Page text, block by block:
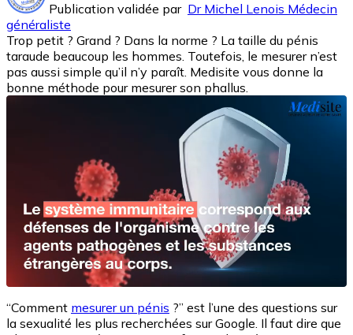
Publication validée par Dr Michel Lenois Médecin
généraliste
Trop petit ? Grand ? Dans la norme ? La taille du pénis
taraude beaucoup les hommes. Toutefois, le mesurer n’est
pas aussi simple qu’il n’y paraît. Medisite vous donne la
bonne méthode pour mesurer son phallus.
“Comment mesurer un pénis ?” est l’une des questions sur
la sexualité les plus recherchées sur Google. Il faut dire que